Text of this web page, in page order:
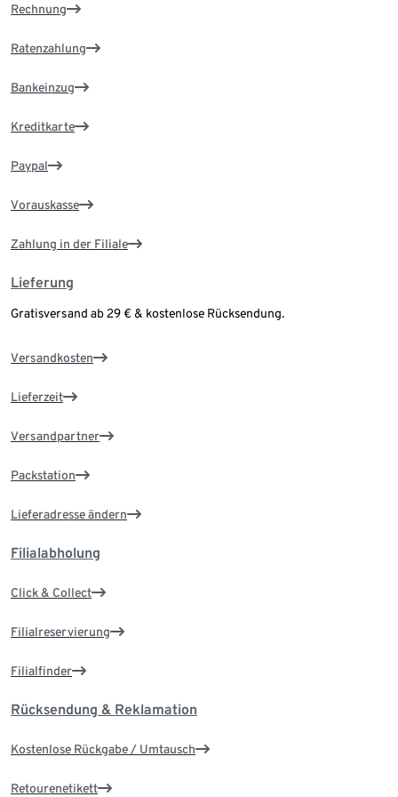
Rechnung
Ratenzahlung
Bankeinzug
Kreditkarte
Paypal
Vorauskasse
Zahlung in der Filiale
Lieferung
Gratisversand ab 29 € & kostenlose Rücksendung.
Versandkosten
Lieferzeit
Versandpartner
Packstation
Lieferadresse ändern
Filialabholung
Click & Collect
Filialreservierung
Filialfinder
Rücksendung & Reklamation
Kostenlose Rückgabe / Umtausch
Retourenetikett